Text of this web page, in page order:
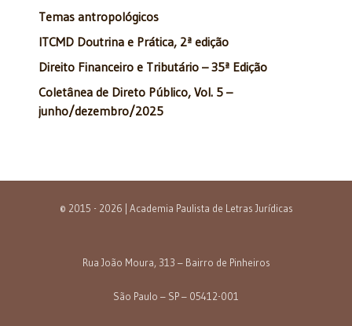
Temas antropológicos
ITCMD Doutrina e Prática, 2ª edição
Direito Financeiro e Tributário – 35ª Edição
Coletânea de Direto Público, Vol. 5 –
junho/dezembro/2025
© 2015 - 2026 | Academia Paulista de Letras Jurídicas
Rua João Moura, 313 – Bairro de Pinheiros
São Paulo – SP – 05412-001